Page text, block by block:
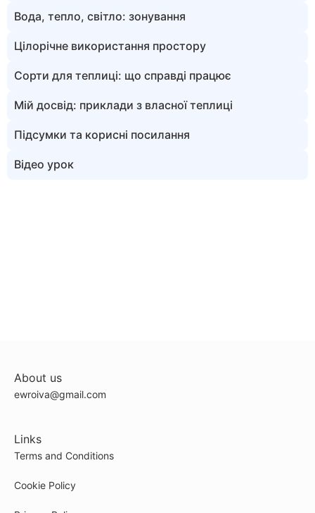
Вода, тепло, світло: зонування
Цілорічне використання простору
Сорти для теплиці: що справді працює
Мій досвід: приклади з власної теплиці
Підсумки та корисні посилання
Відео урок
About us
ewroiva@gmail.com
Links
Terms and Conditions
Cookie Policy